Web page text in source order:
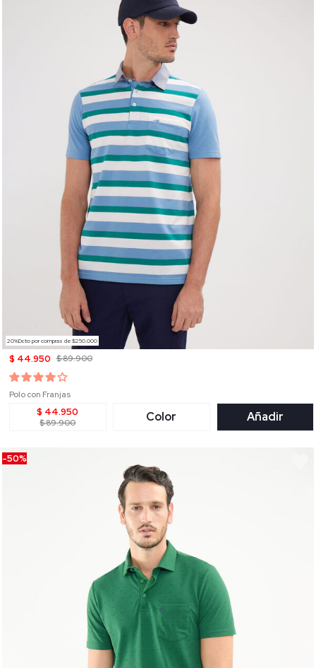
20%Dcto por compras de $250.000
$ 44.950 $ 89.900
Polo con Franjas
$ 44.950
$ 89.900 Color Añadir
-50%